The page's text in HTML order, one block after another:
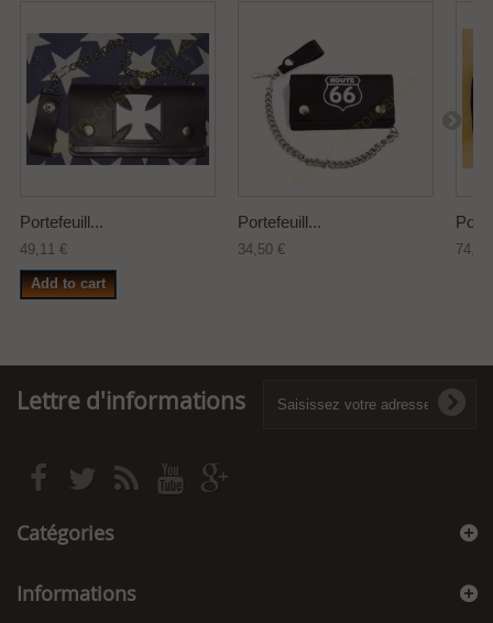
Portefeuill...
49,11 €
Add to cart
Portefeuill...
34,50 €
Lettre d'informations
Catégories
Informations